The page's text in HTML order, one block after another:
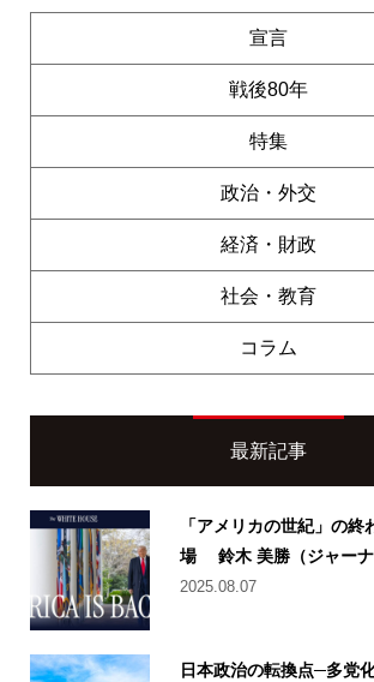
宣言
戦後80年
特集
政治・外交
経済・財政
社会・教育
コラム
最新記事
「アメリカの世紀」の
場 鈴木 美勝（ジャー
2025.08.07
日本政治の転換点─多党